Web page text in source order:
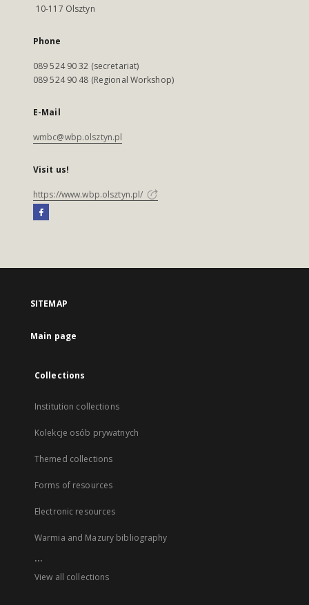
10-117 Olsztyn
Phone
089 524 90 32 (secretariat)
089 524 90 48 (Regional Workshop)
E-Mail
wmbc@wbp.olsztyn.pl
Visit us!
https://www.wbp.olsztyn.pl/
SITEMAP
Main page
Collections
Institution collections
Kolekcje osób prywatnych
Themed collections
Forms of resources
Electronic resources
Warmia and Mazury bibliography
...
View all collections